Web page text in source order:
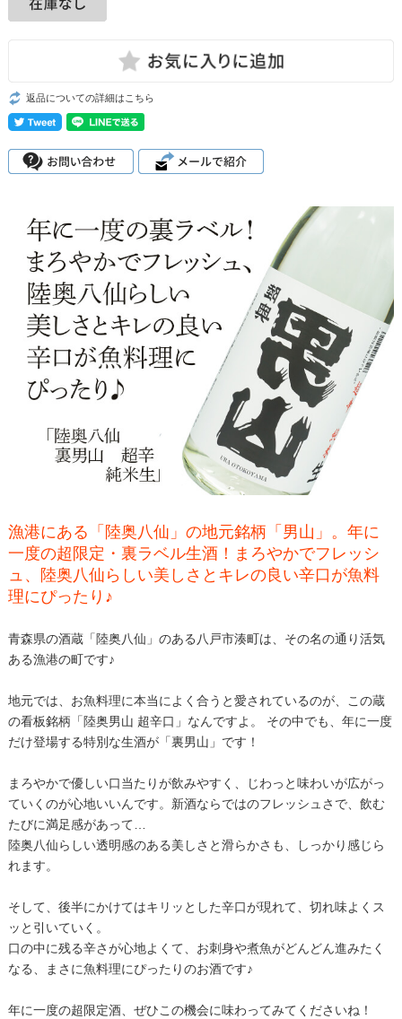
返品についての詳細はこちら
漁港にある「陸奥八仙」の地元銘柄「男山」。年に
一度の超限定・裏ラベル生酒！まろやかでフレッシ
ュ、陸奥八仙らしい美しさとキレの良い辛口が魚料
理にぴったり♪
青森県の酒蔵「陸奥八仙」のある八戸市湊町は、その名の通り活気
ある漁港の町です♪
地元では、お魚料理に本当によく合うと愛されているのが、この蔵
の看板銘柄「陸奥男山 超辛口」なんですよ。 その中でも、年に一度
だけ登場する特別な生酒が「裏男山」です！
まろやかで優しい口当たりが飲みやすく、じわっと味わいが広がっ
ていくのが心地いいんです。新酒ならではのフレッシュさで、飲む
たびに満足感があって…
陸奥八仙らしい透明感のある美しさと滑らかさも、しっかり感じら
れます。
そして、後半にかけてはキリッとした辛口が現れて、切れ味よくス
ッと引いていく。
口の中に残る辛さが心地よくて、お刺身や煮魚がどんどん進みたく
なる、まさに魚料理にぴったりのお酒です♪
年に一度の超限定酒、ぜひこの機会に味わってみてくださいね！